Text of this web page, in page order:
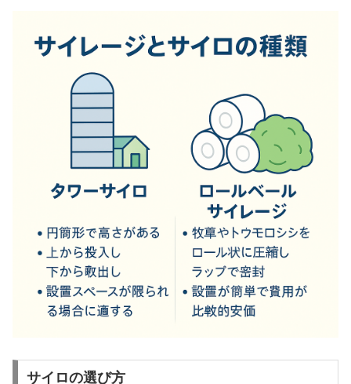
サイロの選び方